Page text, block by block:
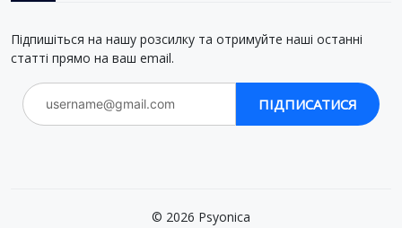
Підпишіться на нашу розсилку та отримуйте наші останні
статті прямо на ваш email.
ПІДПИСАТИСЯ
© 2026 Psyonica